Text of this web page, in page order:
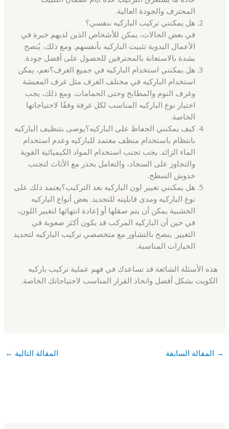
المحترف والجودة العالية.
هل يمكنني تركيب الباركيه بنفسي؟
في بعض الحالات، يمكن للأشخاص الذين لديهم خبرة في
الأعمال اليدوية تثبيت الباركيه بأنفسهم. ومع ذلك، يُنصح
بشدة بالاستعانة بالمحترفين للحصول على أفضل جودة.
هل يمكنني استخدام الباركيه في جميع الغرف؟نعم، يمكن
استخدام الباركيه في مختلف الغرف مثل غرف المعيشة
وغرف النوم والمطابخ وحتى الحمامات. ومع ذلك، يجب
اختيار نوع الباركيه المناسب لكل غرفة وفقًا لاحتياجاتها
الخاصة.
كيف يمكنني الحفاظ على الباركيه؟يوصى بتنظيف الباركيه
بانتظام باستخدام منظف معتمد للباركيه وعدم استخدام
الماء الزائد. يجب تجنب استخدام المواد الكيميائية القوية
والتجاوز على السجاد، والتعامل بحذر مع الأثاث لتجنب
خدوش السطح.
هل يمكنني تغيير لون الباركيه بعد التركيب؟يعتمد ذلك على
نوع الباركيه ومدى قابليته للتجديد. بعض أنواع الباركيه
الخشبية يمكن أن يتم صقلها أو إعادة انتهائها لتغيير اللون،
في حين أن الباركيه المركب قد يكون أكثر صعوبة في
التغيير. ينصح بالتشاور مع متخصصي تركيب الباركيه لتحديد
الخيارات المناسبة.
هذه الأسئلة الشائعة قد تساعدك في فهم عملية تركيب باركيه
الكويت بشكل أفضل واتخاذ القرار المناسب لاحتياجاتك الخاصة.
→ المقالة السابقة المقالة التالية ←